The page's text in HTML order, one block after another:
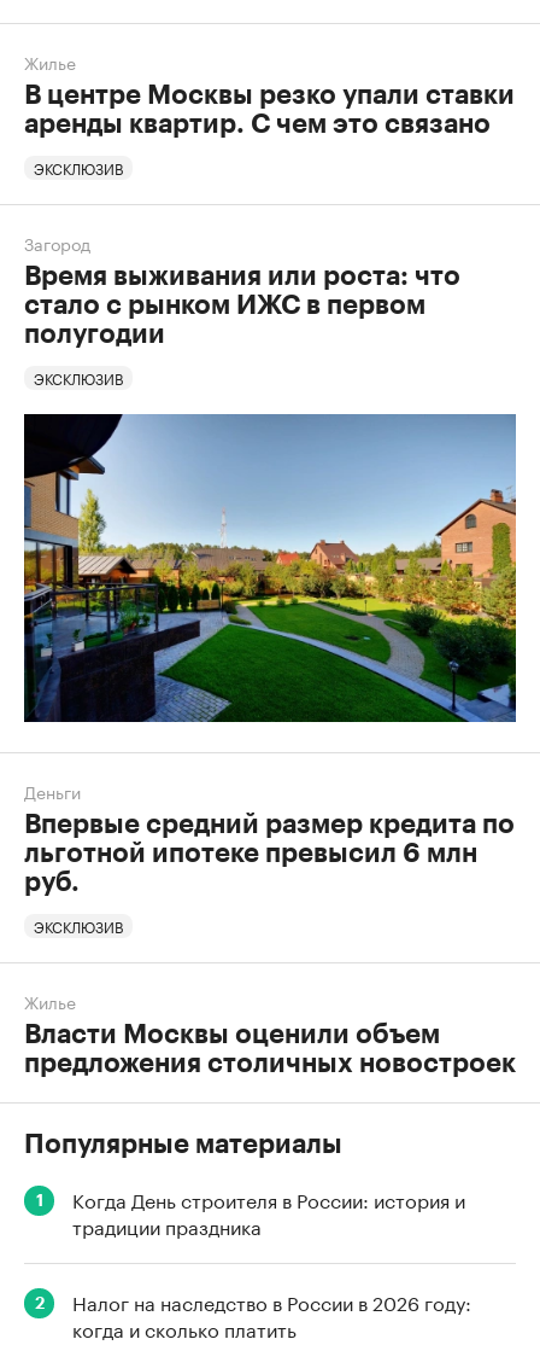
Жилье
В центре Москвы резко упали ставки
аренды квартир. С чем это связано
ЭКСКЛЮЗИВ
Загород
Время выживания или роста: что
стало с рынком ИЖС в первом
полугодии
ЭКСКЛЮЗИВ
Деньги
Впервые средний размер кредита по
льготной ипотеке превысил 6 млн
руб.
ЭКСКЛЮЗИВ
Жилье
Власти Москвы оценили объем
предложения столичных новостроек
Популярные материалы
1
Когда День строителя в России: история и
традиции праздника
2
Налог на наследство в России в 2026 году:
когда и сколько платить